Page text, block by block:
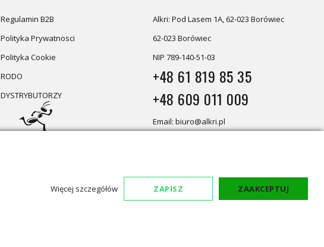
Regulamin B2B
Polityka Prywatnosci
Polityka Cookie
RODO
DYSTRYBUTORZY
Alkri: Pod Lasem 1A, 62-023 Borówiec
62-023 Borówiec
NIP 789-140-51-03
+48 61 819 85 35
+48 609 011 009
Email: biuro@alkri.pl
Więcej szczegółów ZAPISZ ZAAKCEPTUJ